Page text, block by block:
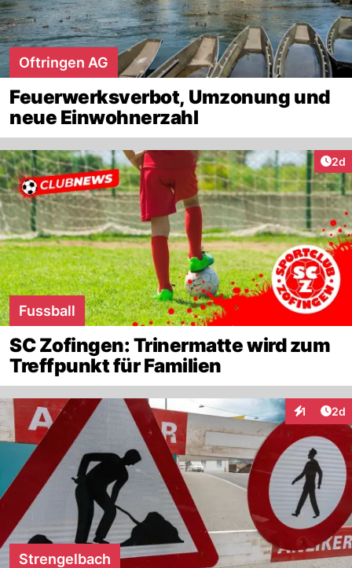
Oftringen AG
Feuerwerksverbot, Umzonung und
neue Einwohnerzahl
2d
Fussball
SC Zofingen: Trinermatte wird zum
Treffpunkt für Familien
1 2d
Strengelbach